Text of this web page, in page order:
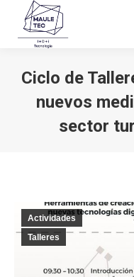
Ciclo de
nuevos
sector
Actividades
Talleres